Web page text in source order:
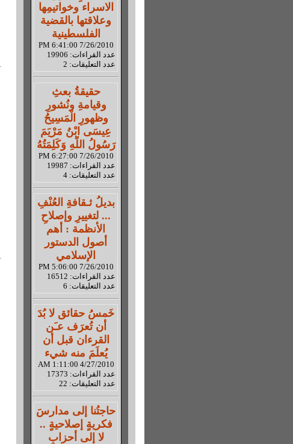
الاسراء وخواتيمِها
وعلاقتها بالقضية
الفلسطينية
7/26/2010 6:41:00 PM
عدد القراءات: 19906
عدد التعليقات: 2
حقيقةُ بعثِ
وقيامةِ ونُشورِ
وظهورِ الْمَسِيحُ
عِيسَى ابْنُ مَرْيَمَ
رَسُولُ اللّهِ وَكَلِمَتُهُ
7/26/2010 6:27:00 PM
عدد القراءات: 19987
عدد التعليقات: 4
بديلُ ثـقافةِ العُنْفِ
... لتغييرِ وإصلاحِ
الأنظمة : أهم
أصول الدستور
الإسلامي
7/26/2010 5:06:00 PM
عدد القراءات: 16512
عدد التعليقات: 6
خَمسُ حقائق لا بُدَ
أن تُعرَف عـَن
القرءان قبل أن
يُعلَمَ منه شيء
4/27/2010 1:11:00 AM
عدد القراءات: 17373
عدد التعليقات: 22
حاجتُنا إلى مدارسَ
فكريةٍ إصلاحيةٍ ..
لا إلى أحزابٍ